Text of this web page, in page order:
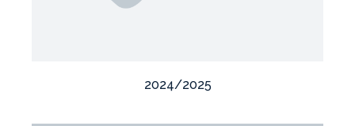
2024/2025